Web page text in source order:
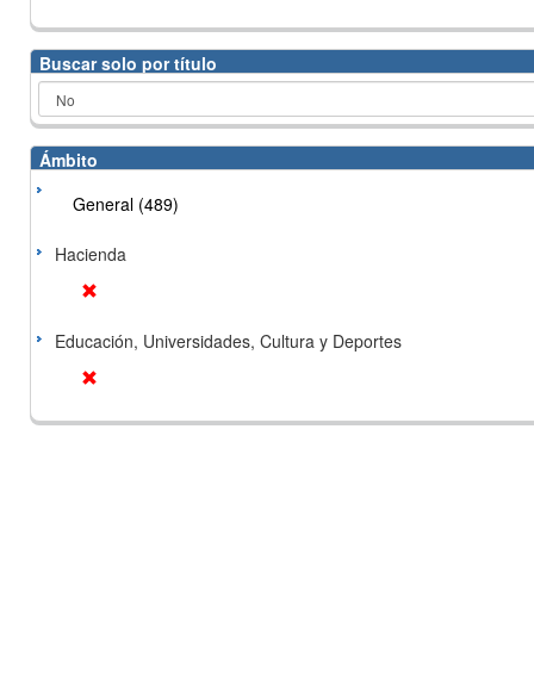
Buscar solo por título
Ámbito
General (489)
Hacienda
Educación, Universidades, Cultura y Deportes